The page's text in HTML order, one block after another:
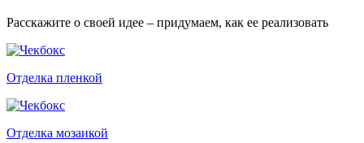
Расскажите о своей идее – придумаем, как ее реализовать
Отделка пленкой
Отделка мозаикой